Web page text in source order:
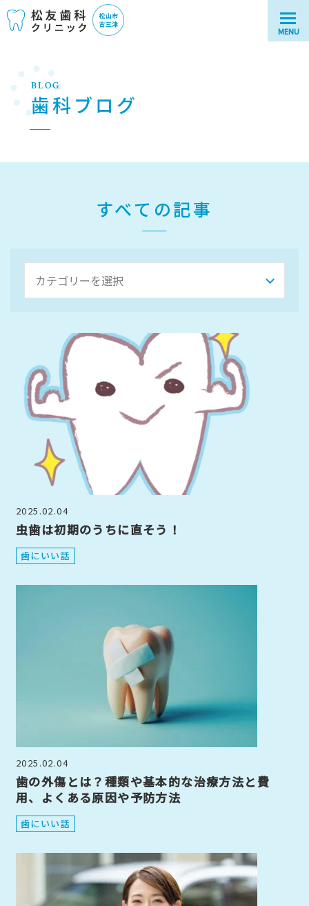
MENU
BLOG
歯科ブログ
すべての記事
2025.02.04
虫歯は初期のうちに直そう！
歯にいい話
2025.02.04
歯の外傷とは？種類や基本的な治療方法と費
用、よくある原因や予防方法
歯にいい話